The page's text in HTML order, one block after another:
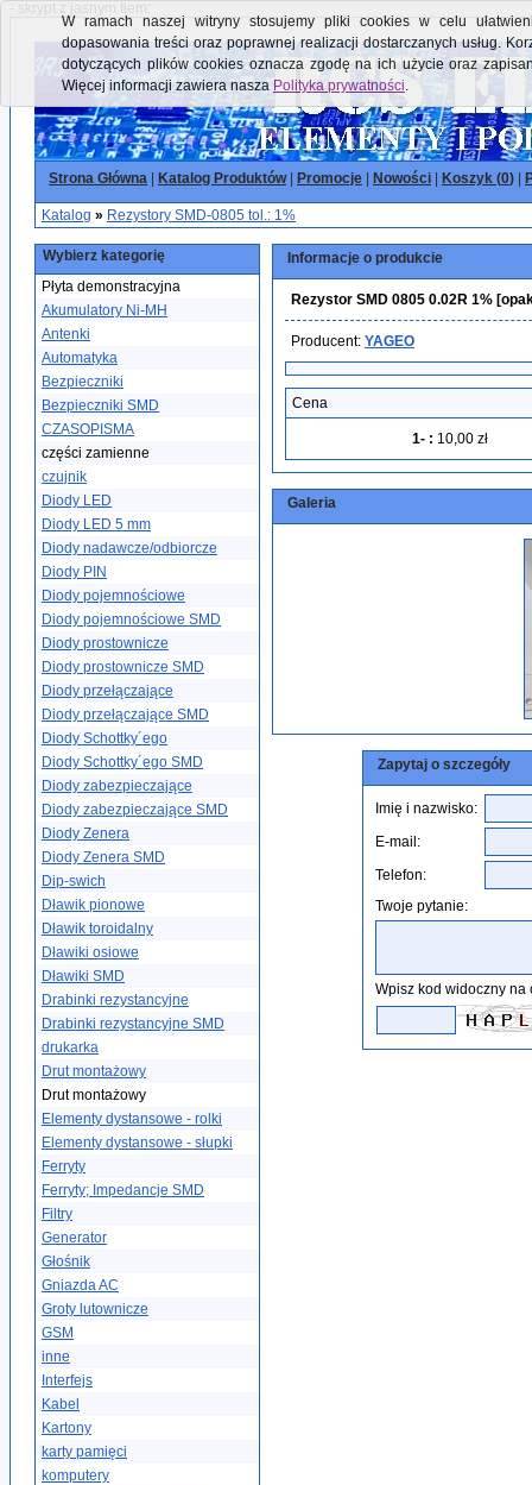
- skrypt z jasnym tłem:
Strona Główna Katalog Produktów| Promocje Nowości Koszyk (0)
Katalog » Rezystory SMD-0805 tol.: 1%
Wybierz kategorię
Płyta demonstracyjna
Akumulatory Ni-MH
Antenki
Automatyka
Bezpieczniki
Bezpieczniki SMD
CZASOPISMA
części zamienne
czujnik
Diody LED
Diody LED 5 mm
Diody nadawcze/odbiorcze
Diody PIN
Diody pojemnościowe
Diody pojemnościowe SMD
Diody prostownicze
Diody prostownicze SMD
Diody przełączające
Diody przełączające SMD
Diody Schottky´ego
Diody Schottky´ego SMD
Diody zabezpieczające
Diody zabezpieczające SMD
Diody Zenera
Diody Zenera SMD
Dip-swich
Dławik pionowe
Dławik toroidalny
Dławiki osiowe
Dławiki SMD
Drabinki rezystancyjne
Drabinki rezystancyjne SMD
drukarka
Drut montażowy
Drut montażowy
Elementy dystansowe - rolki
Elementy dystansowe - słupki
Ferryty
Ferryty; Impedancje SMD
Filtry
Generator
Głośnik
Gniazda AC
Groty lutownicze
GSM
inne
Interfejs
Kabel
Kartony
karty pamięci
komputery
Informacje o produkcie
Rezystor SMD 0805 0.02R 1%
Producent: YAGEO
Cena
1- : 10,00 zł
Galeria
Zapytaj o szczegóły
Imię i nazwisko:
E-mail:
Telefon:
Twoje pytanie:
Wpisz kod widoczny na
W ramach naszej witryny stosujemy pliki cookies w celu
dopasowania treści oraz poprawnej realizacji dostarczanych usług.
dotyczących plików cookies oznacza zgodę na ich użycie oraz
Więcej informacji zawiera nasza Polityka prywatności.